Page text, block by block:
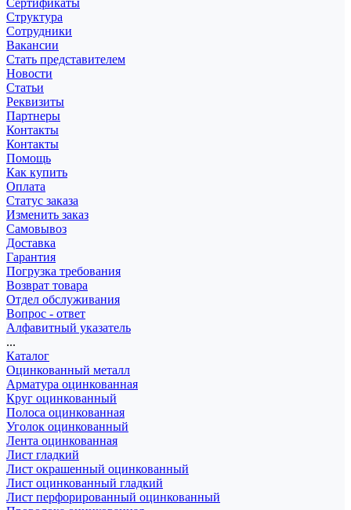
Сертификаты
Структура
Сотрудники
Вакансии
Стать представителем
Новости
Статьи
Реквизиты
Партнеры
Контакты
Контакты
Помощь
Как купить
Оплата
Статус заказа
Изменить заказ
Самовывоз
Доставка
Гарантия
Погрузка требования
Возврат товара
Отдел обслуживания
Вопрос - ответ
Алфавитный указатель
...
Каталог
Оцинкованный металл
Арматура оцинкованная
Круг оцинкованный
Полоса оцинкованная
Уголок оцинкованный
Лента оцинкованная
Лист гладкий
Лист окрашенный оцинкованный
Лист оцинкованный гладкий
Лист перфорированный оцинкованный